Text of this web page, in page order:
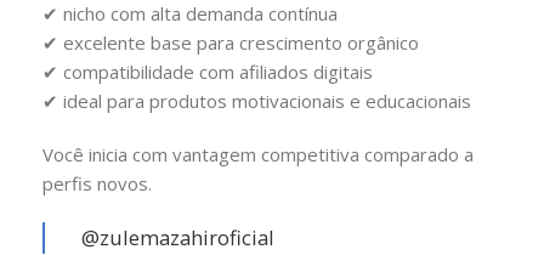
✔ nicho com alta demanda contínua
✔ excelente base para crescimento orgânico
✔ compatibilidade com afiliados digitais
✔ ideal para produtos motivacionais e educacionais
Você inicia com vantagem competitiva comparado a
perfis novos.
@zulemazahiroficial